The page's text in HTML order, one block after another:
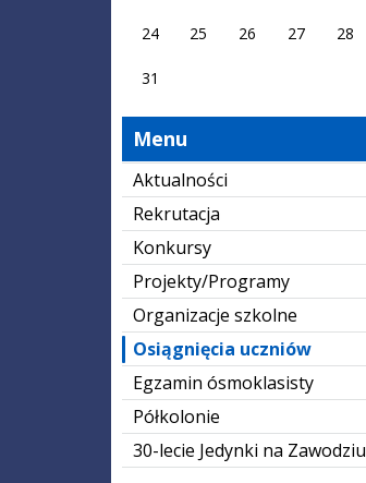
24 25 26 27 28
31
Menu
Aktualności
Rekrutacja
Konkursy
Projekty/Programy
Organizacje szkolne
Osiągnięcia uczniów
Egzamin ósmoklasisty
Półkolonie
30-lecie Jedynki na Zawodziu